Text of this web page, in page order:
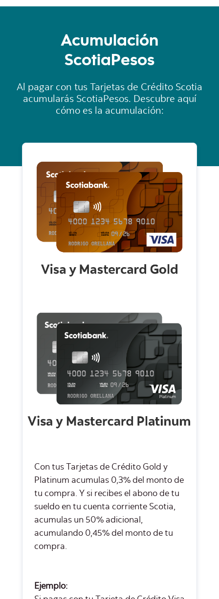
Acumulación
ScotiaPesos
Al pagar con tus Tarjetas de Crédito Scotia
acumularás ScotiaPesos. Descubre aquí
cómo es la acumulación:
Con tus Tarjetas de Crédito Gold y
Platinum acumulas 0,3% del monto de
tu compra. Y si recibes el abono de tu
sueldo en tu cuenta corriente Scotia,
acumulas un 50% adicional,
acumulando 0,45% del monto de tu
compra.
Ejemplo: